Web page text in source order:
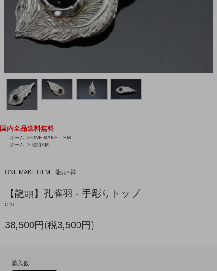
国内全品送料無料
ホーム > ONE MAKE ITEM
ホーム
> 龍頭×祥
ONE MAKE ITEM 龍頭×祥
【龍頭】孔雀羽 - 手彫りトップ
C-11
38,500円(税3,500円)
購入数